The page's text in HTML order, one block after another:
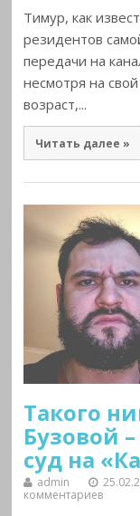
Тимур, как
резидентов
передачи на
несмотря на
возраст,...
Читать далее »
Такого
Бузовой
суд на
admin
комментариев